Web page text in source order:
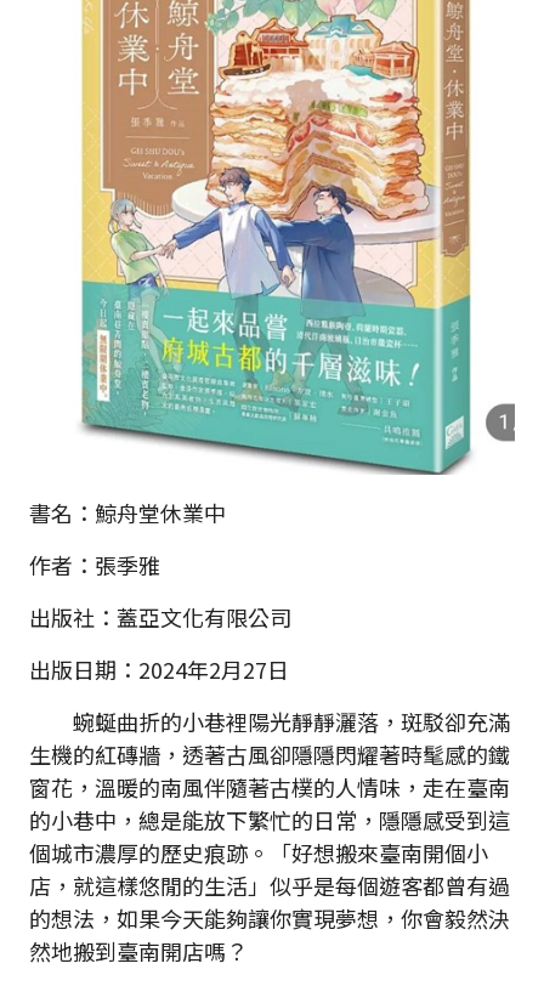
書名：鯨舟堂休業中
作者：張季雅
出版社：蓋亞文化有限公司
出版日期：2024年2月27日
蜿蜒曲折的小巷裡陽光靜靜灑落，斑駁卻充滿
生機的紅磚牆，透著古風卻隱隱閃耀著時髦感的鐵
窗花，溫暖的南風伴隨著古樸的人情味，走在臺南
的小巷中，總是能放下繁忙的日常，隱隱感受到這
個城市濃厚的歷史痕跡。「好想搬來臺南開個小
店，就這樣悠閒的生活」似乎是每個遊客都曾有過
的想法，如果今天能夠讓你實現夢想，你會毅然決
然地搬到臺南開店嗎？